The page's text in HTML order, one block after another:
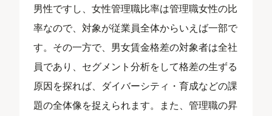
男性ですし、女性管理職比率は管理職女性の比
率なので、対象が従業員全体からいえば一部で
す。その一方で、男女賃金格差の対象者は全社
員であり、セグメント分析をして格差の生ずる
原因を探れば、ダイバーシティ・育成などの課
題の全体像を捉えられます。また、管理職の昇